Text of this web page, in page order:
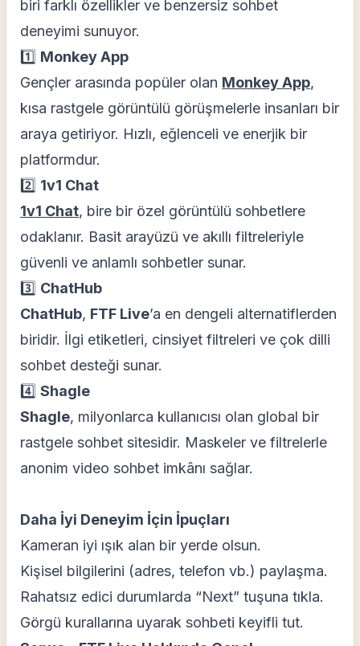
biri farklı özellikler ve benzersiz sohbet
deneyimi sunuyor.
1️⃣ Monkey App
Gençler arasında popüler olan Monkey App,
kısa rastgele görüntülü görüşmelerle insanları bir
araya getiriyor. Hızlı, eğlenceli ve enerjik bir
platformdur.
2️⃣ 1v1 Chat
1v1 Chat, bire bir özel görüntülü sohbetlere
odaklanır. Basit arayüzü ve akıllı filtreleriyle
güvenli ve anlamlı sohbetler sunar.
3️⃣ ChatHub
ChatHub, FTF Live’a en dengeli alternatiflerden
biridir. İlgi etiketleri, cinsiyet filtreleri ve çok dilli
sohbet desteği sunar.
4️⃣ Shagle
Shagle, milyonlarca kullanıcısı olan global bir
rastgele sohbet sitesidir. Maskeler ve filtrelerle
anonim video sohbet imkânı sağlar.
Daha İyi Deneyim İçin İpuçları
Kameran iyi ışık alan bir yerde olsun.
Kişisel bilgilerini (adres, telefon vb.) paylaşma.
Rahatsız edici durumlarda “Next” tuşuna tıkla.
Görgü kurallarına uyarak sohbeti keyifli tut.